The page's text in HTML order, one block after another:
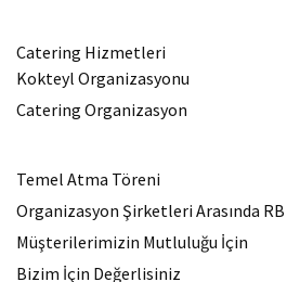
Catering Hizmetleri
Kokteyl Organizasyonu
Catering Organizasyon
Temel Atma Töreni
Organizasyon Şirketleri Arasında RB
Müşterilerimizin Mutluluğu İçin
Bizim İçin Değerlisiniz